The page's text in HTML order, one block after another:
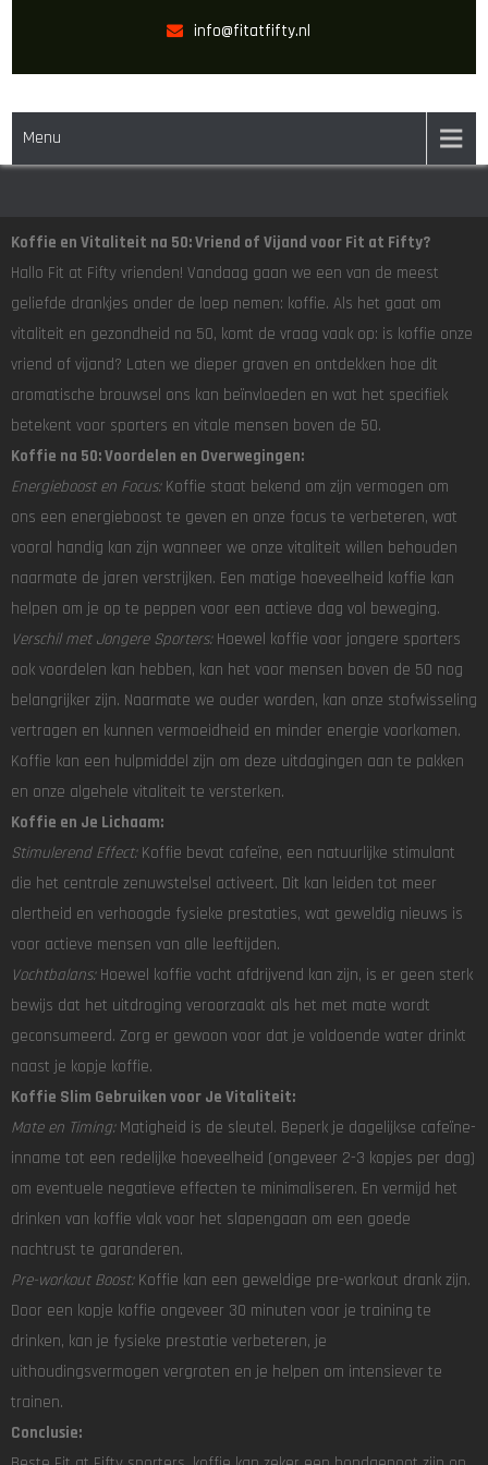
info@fitatfifty.nl
FIT AT FIFTY
Menu
Koffie en Vitaliteit na 50: Vriend of Vijand voor Fit at Fifty?
Hallo Fit at Fifty vrienden! Vandaag gaan we een van de meest
geliefde drankjes onder de loep nemen: koffie. Als het gaat om
vitaliteit en gezondheid na 50, komt de vraag vaak op: is koffie onze
vriend of vijand? Laten we dieper graven en ontdekken hoe dit
aromatische brouwsel ons kan beïnvloeden en wat het specifiek
betekent voor sporters en vitale mensen boven de 50.
Koffie na 50: Voordelen en Overwegingen:
Energieboost en Focus:Koffie staat bekend om zijn vermogen om
ons een energieboost te geven en onze focus te verbeteren, wat
vooral handig kan zijn wanneer we onze vitaliteit willen behouden
naarmate de jaren verstrijken. Een matige hoeveelheid koffie kan
helpen om je op te peppen voor een actieve dag vol beweging.
Verschil met Jongere Sporters:Hoewel koffie voor jongere sporters
ook voordelen kan hebben, kan het voor mensen boven de 50 nog
belangrijker zijn. Naarmate we ouder worden, kan onze stofwisseling
vertragen en kunnen vermoeidheid en minder energie voorkomen.
Koffie kan een hulpmiddel zijn om deze uitdagingen aan te pakken
en onze algehele vitaliteit te versterken.
Koffie en Je Lichaam:
Stimulerend Effect:Koffie bevat cafeïne, een natuurlijke stimulant
die het centrale zenuwstelsel activeert. Dit kan leiden tot meer
alertheid en verhoogde fysieke prestaties, wat geweldig nieuws is
voor actieve mensen van alle leeftijden.
Vochtbalans:Hoewel koffie vocht afdrijvend kan zijn, is er geen sterk
bewijs dat het uitdroging veroorzaakt als het met mate wordt
geconsumeerd. Zorg er gewoon voor dat je voldoende water drinkt
naast je kopje koffie.
Koffie Slim Gebruiken voor Je Vitaliteit:
Mate en Timing:Matigheid is de sleutel. Beperk je dagelijkse cafeïne-
inname tot een redelijke hoeveelheid (ongeveer 2-3 kopjes per dag)
om eventuele negatieve effecten te minimaliseren. En vermijd het
drinken van koffie vlak voor het slapengaan om een goede
nachtrust te garanderen.
Pre-workout Boost:Koffie kan een geweldige pre-workout drank zijn.
Door een kopje koffie ongeveer 30 minuten voor je training te
drinken, kan je fysieke prestatie verbeteren, je
uithoudingsvermogen vergroten en je helpen om intensiever te
trainen.
Conclusie: